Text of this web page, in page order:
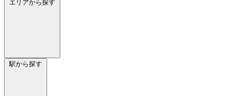
エリアから探す
駅から探す